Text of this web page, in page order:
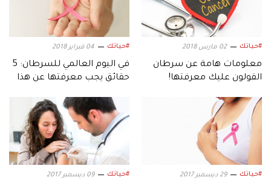
#حياتك 02 مارس 2018
معلومات هامة عن سرطان
القولون عليك معرفتها!
#حياتك 04 فبراير 2018
في اليوم العالمي للسرطان: 5
حقائق يجب معرفتها عن هذا
#حياتك 29 ديسمبر 2017 #حياتك 09 ديسمبر 2017